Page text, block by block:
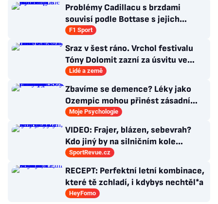
Problémy Cadillacu s brzdami
souvisí podle Bottase s jejich
chlazením
F1 Sport
Sraz v šest ráno. Vrchol festivalu
Tóny Dolomit zazní za úsvitu ve
3000 metrech
Lidé a země
Zbavíme se demence? Léky jako
Ozempic mohou přinést zásadní
průlom v léčbě Alzheimerovy
Moje Psychologie
VIDEO: Frajer, blázen, sebevrah?
Kdo jiný by na silničním kole
dokázal tyhle triky?
SportRevue.cz
RECEPT: Perfektní letní kombinace,
které tě zchladí, i kdybys nechtěl*a
HeyFomo